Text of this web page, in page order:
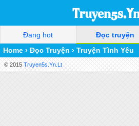
Đang hot Đọc truyện
Home › Đọc Truyện › Truyện Tình Yêu
© 2015 Truyen5s.Yn.Lt